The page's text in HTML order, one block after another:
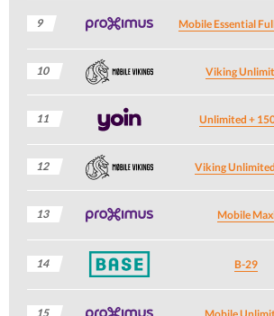
9 Mobile Essential
10 Viking
11 Unlimited +
12 Viking
13 Mobile
14 B-29
15